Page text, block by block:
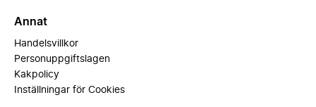
Annat
Handelsvillkor
Personuppgiftslagen
Kakpolicy
Inställningar för Cookies